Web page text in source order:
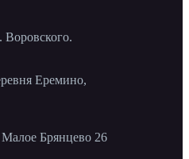
Еремино,
Брянцево 26